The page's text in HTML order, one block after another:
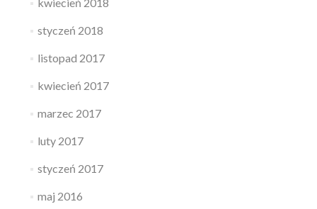
styczeń 2018
listopad 2017
kwiecień 2017
marzec 2017
luty 2017
styczeń 2017
maj 2016